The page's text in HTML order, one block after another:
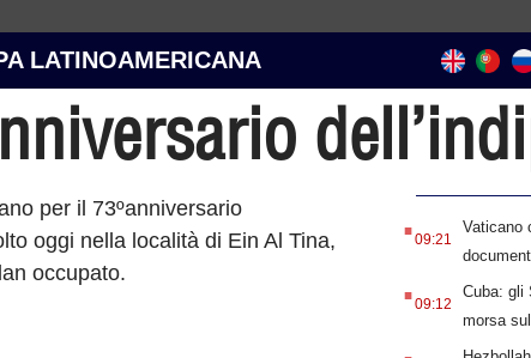
LATINOAMERICANA
per il 73ºanniversario
oggi nella località di Ein Al Tina,
occupato.
.09:21
Vaticano
.09:12
Cuba: gli
morsa
.